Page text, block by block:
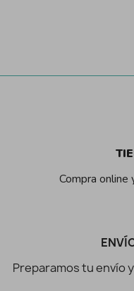
Compra online
Preparamos tu envío